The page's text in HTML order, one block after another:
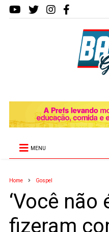
MENU
Home Gospel
‘Você não
fizeram